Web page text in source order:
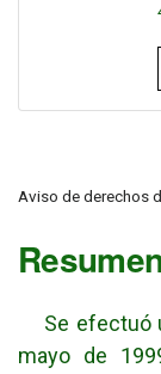
Aviso de derechos
Se efectuó
mayo de